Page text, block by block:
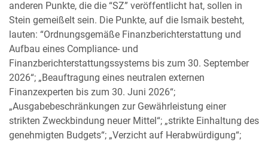
anderen Punkte, die die “SZ” veröffentlicht hat, sollen in
Stein gemeißelt sein. Die Punkte, auf die Ismaik besteht,
lauten: “Ordnungsgemäße Finanzberichterstattung und
Aufbau eines Compliance- und
Finanzberichterstattungssystems bis zum 30. September
2026“; „Beauftragung eines neutralen externen
Finanzexperten bis zum 30. Juni 2026“;
„Ausgabebeschränkungen zur Gewährleistung einer
strikten Zweckbindung neuer Mittel“; „strikte Einhaltung des
genehmigten Budgets“; „Verzicht auf Herabwürdigung“;